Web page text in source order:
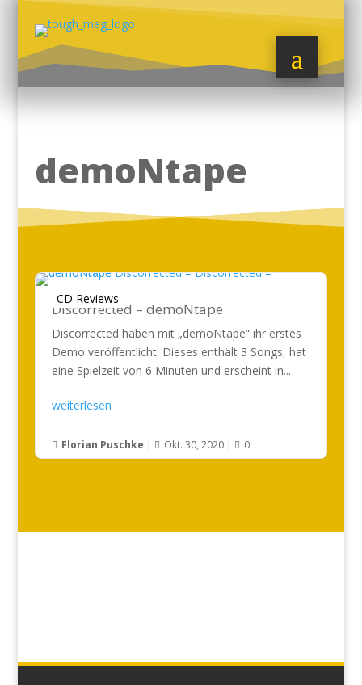
demoNtape
CD Reviews
Discorrected – demoNtape
Discorrected haben mit „demoNtape“ ihr erstes
Demo veröffentlicht. Dieses enthält 3 Songs, hat
eine Spielzeit von 6 Minuten und erscheint in...
weiterlesen
 Florian Puschke |  Okt. 30, 2020|  0